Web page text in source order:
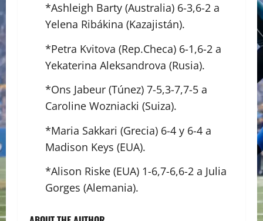
*Ashleigh Barty (Australia) 6-3,6-2 a
Yelena Ribákina (Kazajistán).
*Petra Kvitova (Rep.Checa) 6-1,6-2 a
Yekaterina Aleksandrova (Rusia).
*Ons Jabeur (Túnez) 7-5,3-7,7-5 a
Caroline Wozniacki (Suiza).
*Maria Sakkari (Grecia) 6-4 y 6-4 a
Madison Keys (EUA).
*Alison Riske (EUA) 1-6,7-6,6-2 a Julia
Gorges (Alemania).